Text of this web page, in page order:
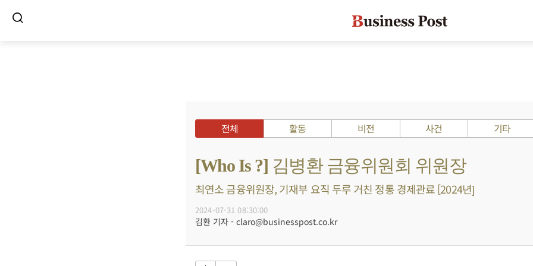
전체 활동 비전 사건 기타
[Who Is ?] 김병환 금융위원회 위원장
최연소 금융위원장, 기재부 요직 두루 거친 정통 경제관료 [2024년]
2024-07-31 08:30:00
김환 기자 - claro@businesspost.co.kr